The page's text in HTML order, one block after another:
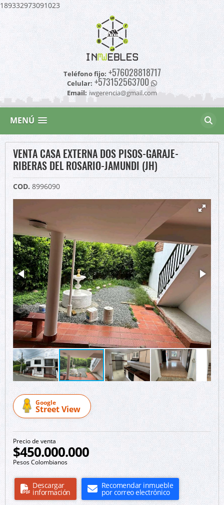
189332973091023
Teléfono fijo: +576028818717
Celular: +573152563700
Email: iwgerencia@gmail.com
MENÚ
VENTA CASA EXTERNA DOS PISOS-GARAJE-
RIBERAS DEL ROSARIO-JAMUNDI (JH)
COD. 8996090
Google
Street View
Precio de venta
$450.000.000
Pesos Colombianos
Descargar
información
Recomendar inmueble
por correo electrónico